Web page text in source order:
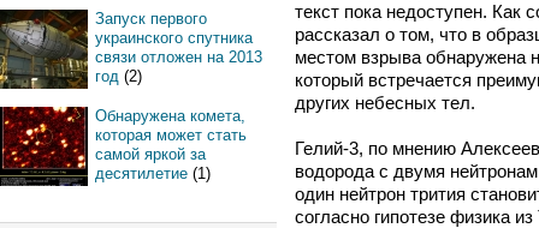
Запуск первого
украинского спутника
связи отложен на 2013
год (2)
Обнаружена комета,
которая может стать
самой яркой за
десятилетие (1)
текст пока недоступен. Как
рассказал о том, что в
местом взрыва обнаружена
который встречается
других небесных тел.
Гелий-3, по мнению
водорода с двумя
один нейтрон трития
согласно гипотезе физика